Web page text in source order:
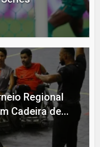
Regional
Cadeira de...